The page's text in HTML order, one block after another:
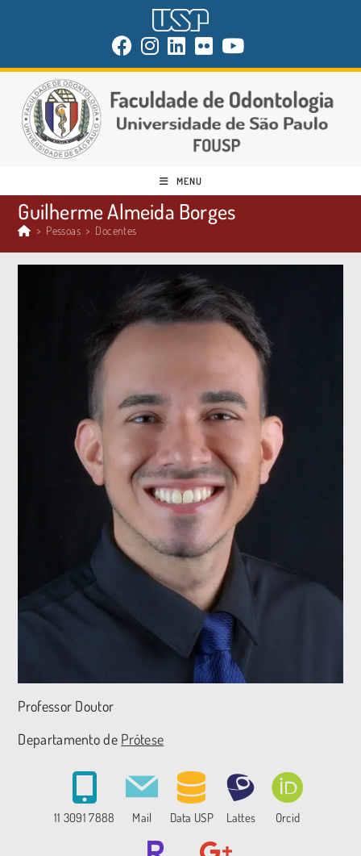
MENU
Guilherme Almeida Borges
> Pessoas > Docentes
Professor Doutor
Departamento de Prótese
11 3091 7888 Mail Data USP Lattes Orcid